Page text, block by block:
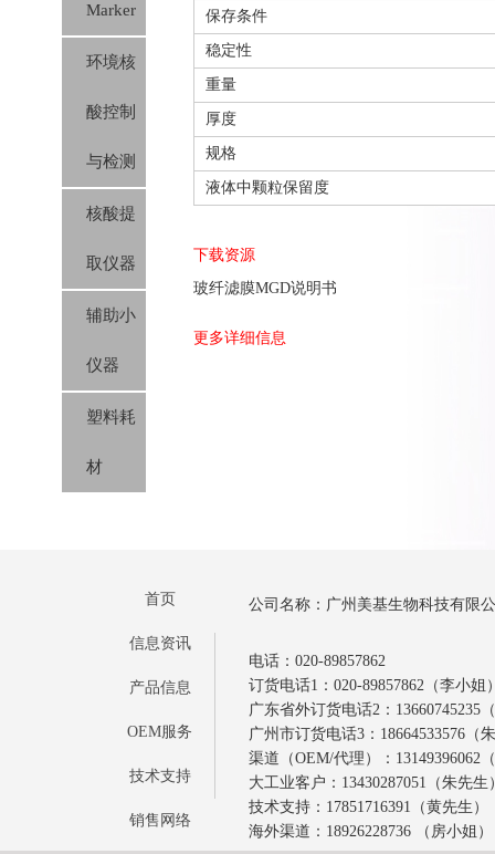
Marker
环境核
酸控制
与检测
核酸提
取仪器
辅助小
仪器
塑料耗
材
保存条件
稳定性
重量
厚度
规格
液体中颗粒保留度
下载资源
玻纤滤膜MGD说明书
更多详细信息
首页
信息资讯
产品信息
OEM服务
技术支持
销售网络
公司名称：广州美基生物科技有限
电话：020-89857862
订货电话1：020-89857862（李小姐
广东省外订货电话2：13660745235
广州市订货电话3：18664533576（
渠道（OEM/代理）：13149396062
大工业客户：13430287051（朱先生
技术支持：17851716391（黄先生）
海外渠道：18926228736 （房小姐）